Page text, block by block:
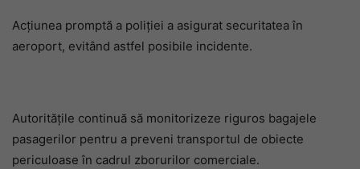
Acțiunea promptă a poliției a asigurat securitatea în
aeroport, evitând astfel posibile incidente.
Autoritățile continuă să monitorizeze riguros bagajele
pasagerilor pentru a preveni transportul de obiecte
periculoase în cadrul zborurilor comerciale.